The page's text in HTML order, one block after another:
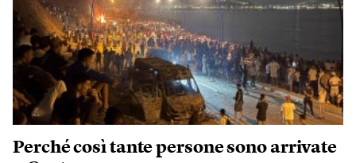
Perché così tante persone sono arrivate